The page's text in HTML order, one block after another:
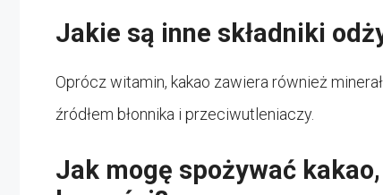
Jakie są inne składniki
Oprócz witamin, kakao zawiera również
źródłem błonnika i przeciwutleniaczy.
Jak mogę spożywać